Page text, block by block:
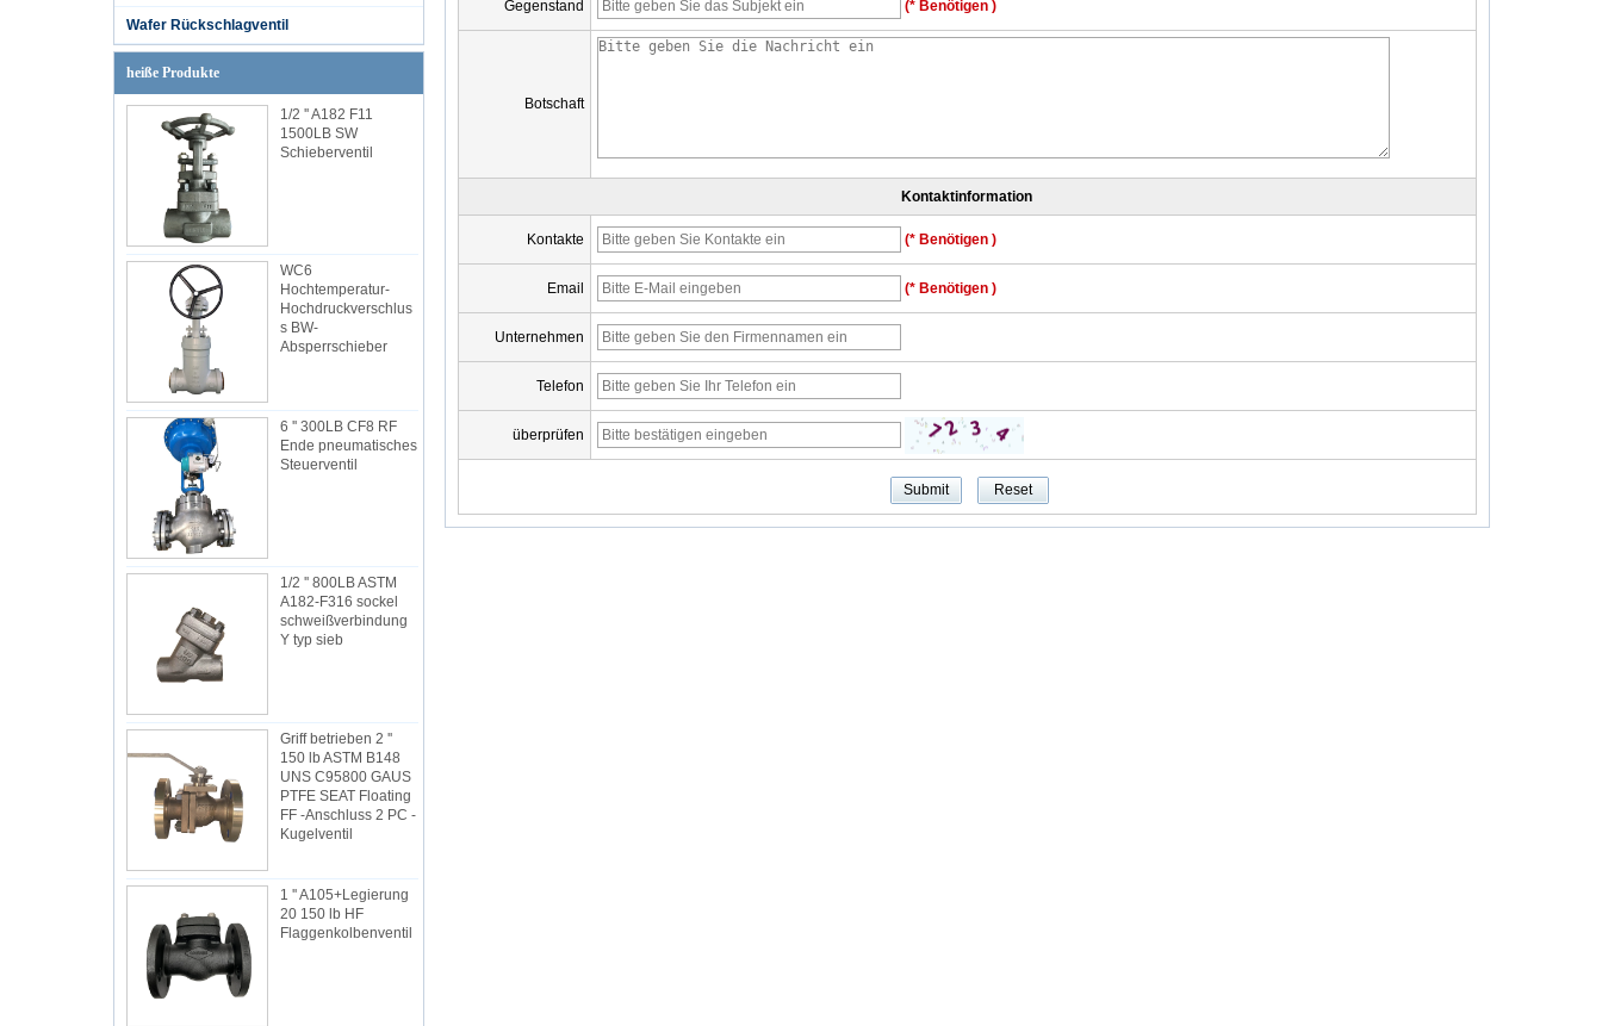
Wafer Rückschlagventil
heiße Produkte
1/2 '' A182 F11
1500LB SW
Schieberventil
WC6
Hochtemperatur-
Hochdruckverschlus
s BW-
Absperrschieber
6 '' 300LB CF8 RF
Ende pneumatisches
Steuerventil
1/2 '' 800LB ASTM
A182-F316 sockel
schweißverbindung
Y typ sieb
Griff betrieben 2 ''
150 lb ASTM B148
UNS C95800 GAUS
PTFE SEAT Floating
FF -Anschluss 2 PC -
Kugelventil
1 '' A105+Legierung
20 150 lb HF
Flaggenkolbenventil
Gegenstand (* Benötigen )
Botschaft
Kontaktinformation
Kontakte (* Benötigen )
Email (* Benötigen )
Unternehmen
Telefon
überprüfen